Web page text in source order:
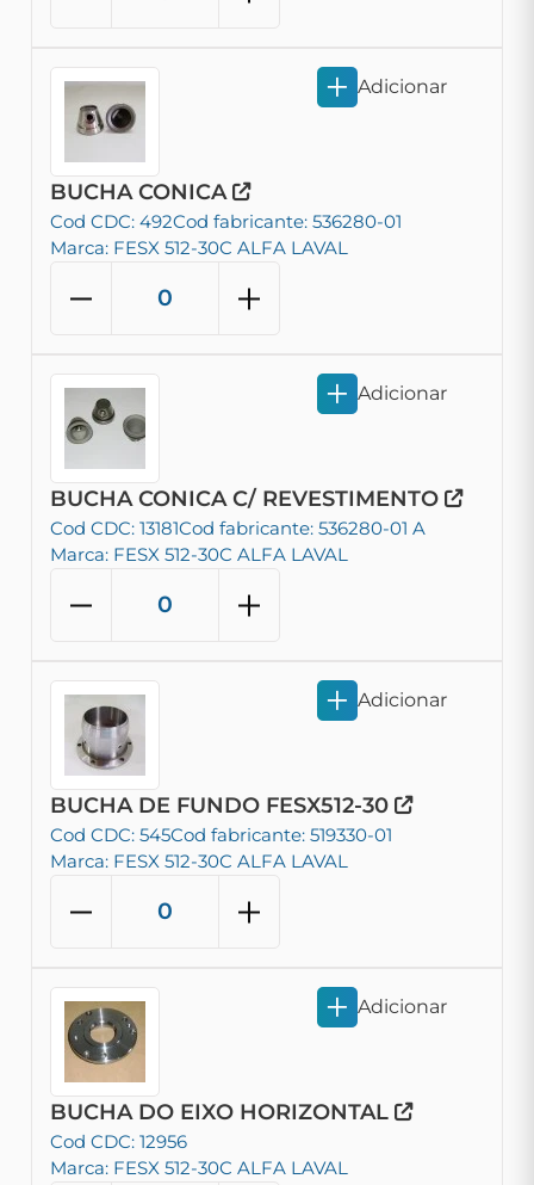
BUCHA CONICA
Cod CDC: 492Cod fabricante: 536280-01
Marca: FESX 512-30C ALFA LAVAL
Adicionar
BUCHA CONICA C/ REVESTIMENTO
Cod CDC: 13181Cod fabricante: 536280-01 A
Marca: FESX 512-30C ALFA LAVAL
Adicionar
BUCHA DE FUNDO FESX512-30
Cod CDC: 545Cod fabricante: 519330-01
Marca: FESX 512-30C ALFA LAVAL
Adicionar
BUCHA DO EIXO HORIZONTAL
Cod CDC: 12956
Marca: FESX 512-30C ALFA LAVAL
Adicionar